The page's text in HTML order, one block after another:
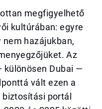
megfigyelhető
kultúrában: egyre
hazájukban,
Az
különösen Dubai —
vált ezen a
portál